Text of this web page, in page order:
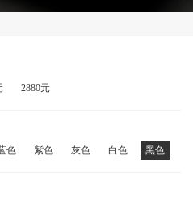
2880元
色 紫色 灰色 白色 黑色